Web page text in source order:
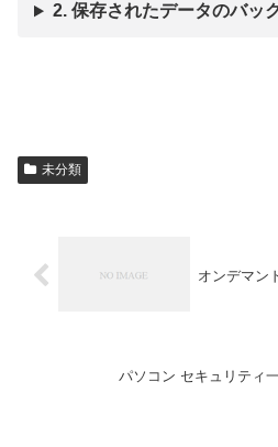
2. 保存されたデータのバッ
未分類
オンデマン
パソコン セキュリティ